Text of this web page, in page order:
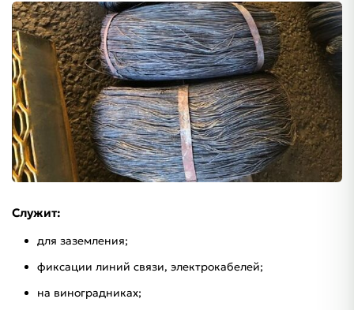
Служит:
для заземления;
фиксации линий связи, электрокабелей;
на виноградниках;